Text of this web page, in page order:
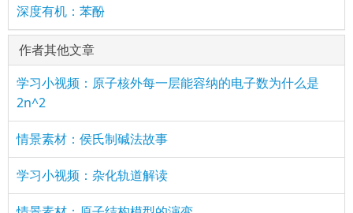
深度有机：苯酚
作者其他文章
学习小视频：原子核外每一层能容纳的电子数为什么是
2n^2
情景素材：侯氏制碱法故事
学习小视频：杂化轨道解读